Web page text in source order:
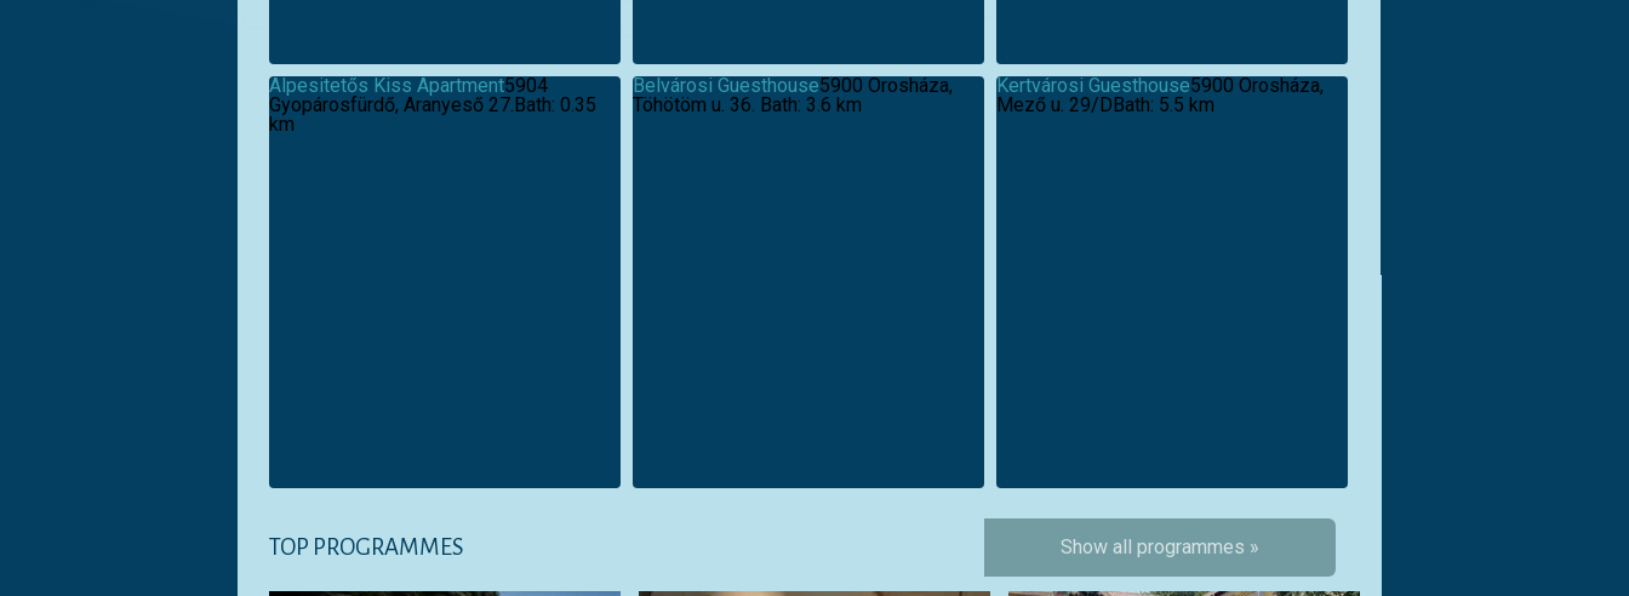
Alpesitetős Kiss Apartment5904
Gyopárosfürdő, Aranyeső 27.Bath: 0.35
km
Belvárosi Guesthouse5900 Orosháza,
Töhötöm u. 36. Bath: 3.6 km
Kertvárosi Guesthouse5900 Orosháza,
Mező u. 29/DBath: 5.5 km
TOP PROGRAMMES Show all programmes »